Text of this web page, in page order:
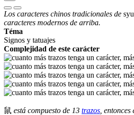
Los caracteres chinos tradicionales de
caracteres modernos de arriba.
Téma
Signos y tatuajes
Complejidad de este carácter
鼠 está compuesto de 13 trazos ,